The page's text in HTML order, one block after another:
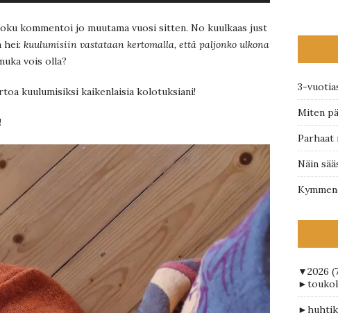
säädät
äänenvoimakkuutta
suuremmaksi
kommentoi jo muutama vuosi sitten. No kuulkaas just
hei: kuulumisiin vastataan kertomalla, että paljonko ulkona
vois olla?
kuulumisiksi kaikenlaisia kolotuksiani! 3-
Miten
Näin
▼2026
►
►